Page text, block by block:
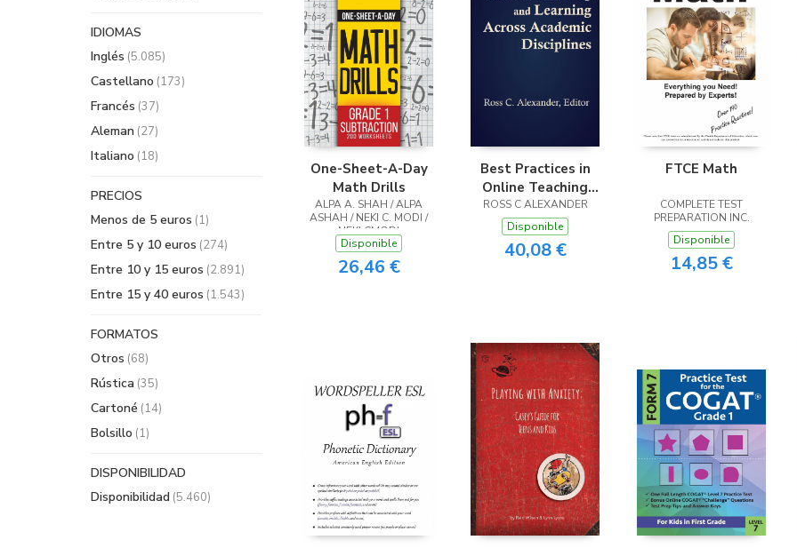
One-Sheet-A-Day
Math Drills
ALPA A. SHAH / ALPA
ASHAH / NEKI C. MODI /
NEKI CMODI
Disponible
26,46 €
Best Practices in
Online Teaching
and Learning
Across Academic
Disciplines
ROSS C ALEXANDER
Disponible
40,08 €
FTCE Math
COMPLETE TEST
PREPARATION INC.
Disponible
14,85 €
IDIOMAS
Inglés (5.085)
Castellano (173)
Francés (37)
Aleman (27)
Italiano (18)
PRECIOS
Menos de 5 euros (1)
Entre 5 y 10 euros (274)
Entre 10 y 15 euros (2.891)
Entre 15 y 40 euros (1.543)
FORMATOS
Otros (68)
Rústica (35)
Cartoné (14)
Bolsillo (1)
DISPONIBILIDAD
Disponibilidad (5.460)